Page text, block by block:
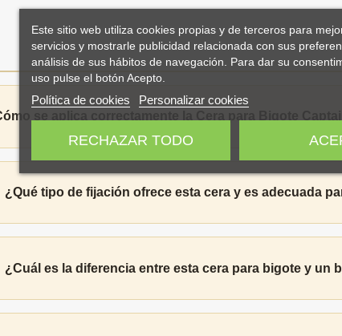
se aplica correctamente la Cera para Bigote
¿Qué tipo de fijación ofrece esta cera y es adecuada
¿Cuál es la diferencia entre esta cera para bigote y un
Este sitio web utiliza cookies propias y de terceros para
servicios y mostrarle publicidad relacionada con sus
análisis de sus hábitos de navegación. Para dar su
uso pulse el botón Acepto.
Política de cookies Personalizar cookies
RECHAZAR TODO